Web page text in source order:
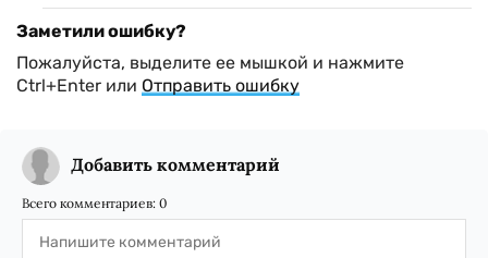
Заметили ошибку?
Пожалуйста, выделите ее мышкой и нажмите
Ctrl+Enter или Отправить ошибку
Добавить комментарий
Всего комментариев: 0